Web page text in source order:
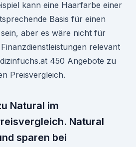
kann eine Haarfarbe einer
Basis für einen
aber es wäre nicht für
relevant
450 Angebote zu
Preisvergleich.
Natural im
Natural
sparen bei